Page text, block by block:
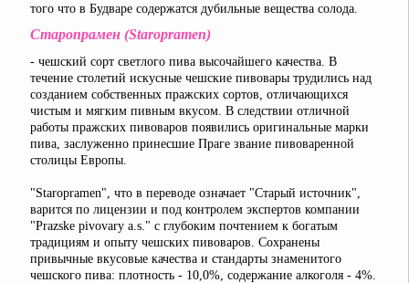
того что в Будваре содержатся дубильные вещества солода.
Старопрамен (Staropramen)
- чешский сорт светлого пива высочайшего качества. В
течение столетий искусные чешские пивовары трудились над
созданием собственных пражских сортов, отличающихся
чистым и мягким пивным вкусом. В следствии отличной
работы пражских пивоваров появились оригинальные марки
пива, заслуженно принесшие Праге звание пивоваренной
столицы Европы.
"Staropramen", что в переводе означает "Старый источник",
варится по лицензии и под контролем экспертов компании
"Prazske pivovary a.s." с глубоким почтением к богатым
традициям и опыту чешских пивоваров. Сохранены
привычные вкусовые качества и стандарты знаменитого
чешского пива: плотность - 10,0%, содержание алкоголя - 4%.